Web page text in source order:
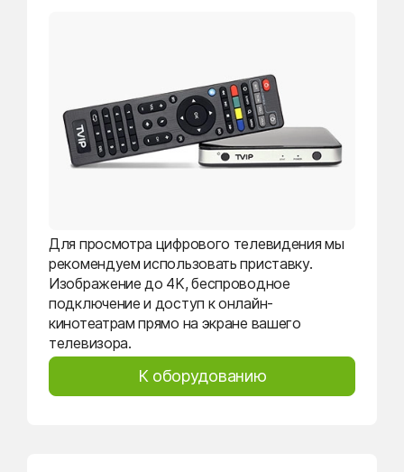
Для просмотра цифрового телевидения мы
рекомендуем использовать приставку.
Изображение до 4K, беспроводное
подключение и доступ к онлайн-
кинотеатрам прямо на экране вашего
телевизора.
К оборудованию